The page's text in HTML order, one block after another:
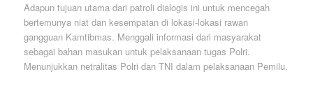
Adapun tujuan utama dari patroli dialogis ini untuk mencegah
bertemunya niat dan kesempatan di lokasi-lokasi rawan
gangguan Kamtibmas. Menggali informasi dari masyarakat
sebagai bahan masukan untuk pelaksanaan tugas Polri.
Menunjukkan netralitas Polri dan TNI dalam pelaksanaan Pemilu.